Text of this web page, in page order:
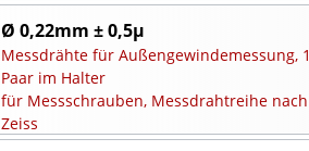
Ø 0,22mm ± 0,5µ
Messdrähte für Außengewindemessung, 1
Paar im Halter
für Messschrauben, Messdrahtreihe nach
Zeiss